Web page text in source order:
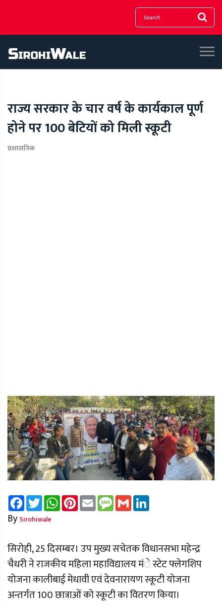
राज्य सरकार के चार वर्ष के कार्यकाल पूर्ण
होने पर 100 बेटियों को मिली स्कूटी
प्रशासनिक
FacebookTwitterWhatsAppPinterest
Email Message
Gmail
By Sirohiwale
सिरोही, 25 दिसम्बर। उप मुख्य सचेतक विधानसभा महेन्द्र
चैधरी ने राजकीय महिला महाविद्यालय मंे स्टेट फ्लेगशिप
योजना कालीबाई मेधावी एवं देवनारायण स्कूटी योजना
अन्तर्गत 100 छात्राओं को स्कूटी का वितरण किया।